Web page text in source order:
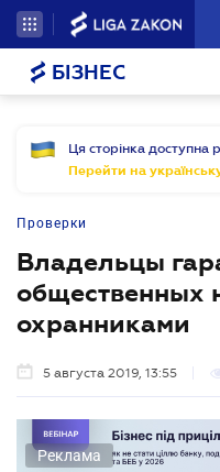
БІЗНЕС
Ця сторінка доступна
Перейти на
Проверки
Владельцы
общественных
охранниками
5 августа 2019, 13:55
Реклама